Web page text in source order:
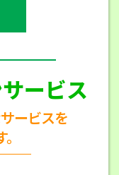
ービス
ービスを